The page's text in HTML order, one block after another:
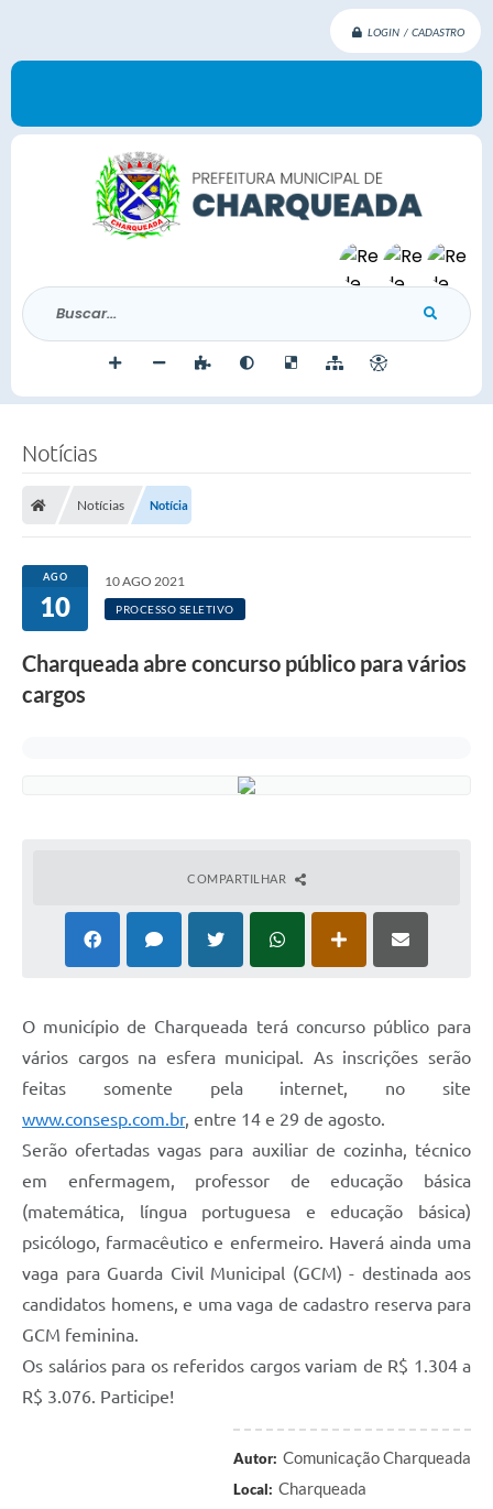
LOGIN / CADASTRO
Buscar...
Notícias
Notícias Notícia
AGO
10
10 AGO 2021
PROCESSO SELETIVO
Charqueada abre concurso público para vários
cargos
COMPARTILHAR
O município de Charqueada terá concurso público para
vários cargos na esfera municipal. As inscrições serão
feitas somente pela internet, no site
www.consesp.com.br, entre 14 e 29 de agosto.
Serão ofertadas vagas para auxiliar de cozinha, técnico
em enfermagem, professor de educação básica
(matemática, língua portuguesa e educação básica)
psicólogo, farmacêutico e enfermeiro. Haverá ainda uma
vaga para Guarda Civil Municipal (GCM) - destinada aos
candidatos homens, e uma vaga de cadastro reserva para
GCM feminina.
Os salários para os referidos cargos variam de R$ 1.304 a
R$ 3.076. Participe!
Autor: Comunicação Charqueada
Local: Charqueada